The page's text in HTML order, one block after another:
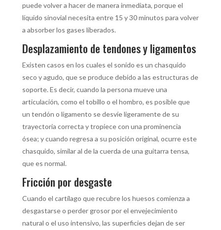
puede volver a hacer de manera inmediata, porque el
líquido sinovial necesita entre 15 y 30 minutos para volver
a absorber los gases liberados.
Desplazamiento de tendones y ligamentos
Existen casos en los cuales el sonido es un chasquido
seco y agudo, que se produce debido a las estructuras de
soporte. Es decir, cuando la persona mueve una
articulación, como el tobillo o el hombro, es posible que
un tendón o ligamento se desvíe ligeramente de su
trayectoria correcta y tropiece con una prominencia
ósea; y cuando regresa a su posición original, ocurre este
chasquido, similar al de la cuerda de una guitarra tensa,
que es normal.
Fricción por desgaste
Cuando el cartílago que recubre los huesos comienza a
desgastarse o perder grosor por el envejecimiento
natural o el uso intensivo, las superficies dejan de ser